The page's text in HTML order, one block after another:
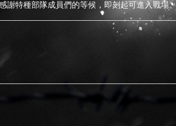
特種部隊成員們的等候，即刻起可進入戰場。